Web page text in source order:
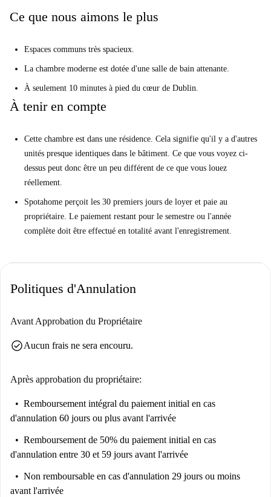
Nous pensons que c'est idéal pour les papillons sociaux avec un amour
O'Connell Street, donc le cœur de Dublin est à portée de main.
Cette propriété est bien placée pour plusieurs collèges, dont TU Dublin,
DCU et Trinity. RCSI est à seulement 4 minutes sur le Luas. Il est idéal
pour les mondains à la recherche d'un endroit central pour s'amuser.
«J'ai adoré cette propriété. C'est un bâtiment fantastique dans le centre-
ville de Dublin. La chambre dispose de nombreux rangements et donne
sur la jolie cour. "
Ce que nous aimons le plus
Espaces communs très spacieux.
La chambre moderne est dotée d'une salle de bain attenante.
À seulement 10 minutes à pied du cœur de Dublin.
À tenir en compte
Cette chambre est dans une résidence. Cela signifie qu'il y a d'autres
unités presque identiques dans le bâtiment. Ce que vous voyez ci-
dessus peut donc être un peu différent de ce que vous louez
réellement.
Spotahome perçoit les 30 premiers jours de loyer et paie au
propriétaire. Le paiement restant pour le semestre ou l'année
complète doit être effectué en totalité avant l'enregistrement.
Politiques d'Annulation
Avant Approbation du Propriétaire
check_circleAucun frais ne sera encouru.
Après approbation du propriétaire:
Remboursement intégral du paiement initial en cas
d'annulation 60 jours ou plus avant l'arrivée
Remboursement de 50% du paiement initial en cas
d'annulation entre 30 et 59 jours avant l'arrivée
Non remboursable en cas d'annulation 29 jours ou moins
avant l'arrivée